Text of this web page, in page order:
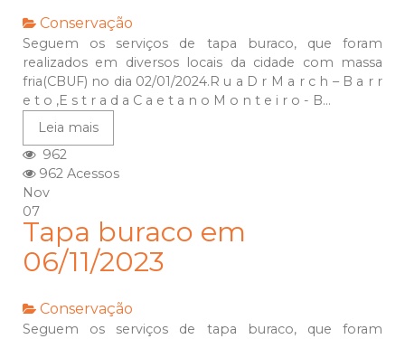
Conservação
Seguem os serviços de tapa buraco, que foram
realizados em diversos locais da cidade com massa
fria(CBUF) no dia 02/01/2024.R u a D r M a r c h – B a r r
e t o ,E s t r a d a C a e t a n o M o n t e i r o - B...
Leia mais
962
962 Acessos
Nov
07
Tapa buraco em
06/11/2023
Conservação
Seguem os serviços de tapa buraco, que foram